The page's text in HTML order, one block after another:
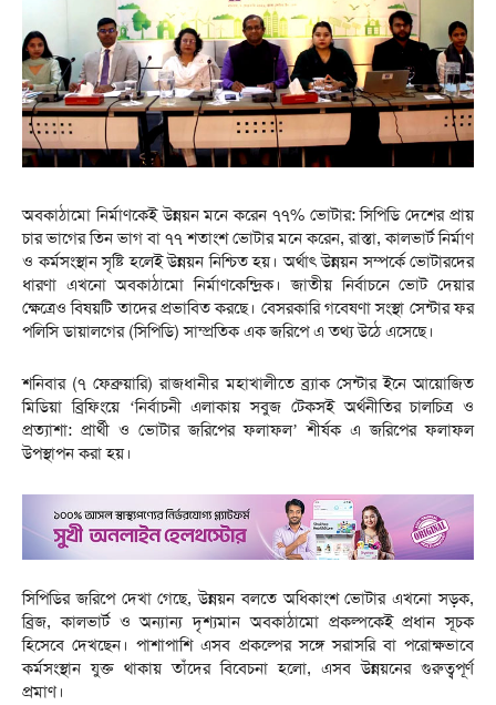
অবকাঠামো নির্মাণকেই উন্নয়ন মনে করেন ৭৭% ভোটার: সিপিডি দেশের প্রায়
চার ভাগের তিন ভাগ বা ৭৭ শতাংশ ভোটার মনে করেন, রাস্তা, কালভার্ট নির্মাণ
ও কর্মসংস্থান সৃষ্টি হলেই উন্নয়ন নিশ্চিত হয়। অর্থাৎ উন্নয়ন সম্পর্কে ভোটারদের
ধারণা এখনো অবকাঠামো নির্মাণকেন্দ্রিক। জাতীয় নির্বাচনে ভোট দেয়ার
ক্ষেত্রেও বিষয়টি তাদের প্রভাবিত করছে। বেসরকারি গবেষণা সংস্থা সেন্টার ফর
পলিসি ডায়ালগের (সিপিডি) সাম্প্রতিক এক জরিপে এ তথ্য উঠে এসেছে।
শনিবার (৭ ফেব্রুয়ারি) রাজধানীর মহাখালীতে ব্র্যাক সেন্টার ইনে আয়োজিত
মিডিয়া ব্রিফিংয়ে ‘নির্বাচনী এলাকায় সবুজ টেকসই অর্থনীতির চালচিত্র ও
প্রত্যাশা: প্রার্থী ও ভোটার জরিপের ফলাফল’ শীর্ষক এ জরিপের ফলাফল
উপস্থাপন করা হয়।
সিপিডির জরিপে দেখা গেছে, উন্নয়ন বলতে অধিকাংশ ভোটার এখনো সড়ক,
ব্রিজ, কালভার্ট ও অন্যান্য দৃশ্যমান অবকাঠামো প্রকল্পকেই প্রধান সূচক
হিসেবে দেখছেন। পাশাপাশি এসব প্রকল্পের সঙ্গে সরাসরি বা পরোক্ষভাবে
কর্মসংস্থান যুক্ত থাকায় তাঁদের বিবেচনা হলো, এসব উন্নয়নের গুরুত্বপূর্ণ
প্রমাণ।